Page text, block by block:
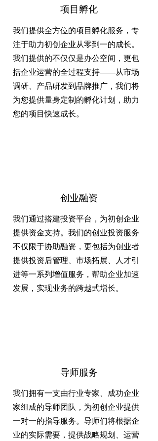
​项目孵化
我们提供全方位的项目孵化服务，专
注于助力初创企业从零到一的成长。
我们提供的不仅仅是办公空间，更包
括企业运营的全过程支持——从市场
调研、产品研发到品牌推广，我们将
为您提供量身定制的孵化计划，助力
您的项目快速成长。
创业融资
我们通过搭建投资平台，为初创企业
提供资金支持。我们的创业投资服务
不仅限于协助融资，更包括为创业者
提供投资后管理、市场拓展、人才引
进等一系列增值服务，帮助企业加速
发展，实现业务的跨越式增长。
导师服务
我们拥有一支由行业专家、成功企业
家组成的导师团队，为初创企业提供
一对一的指导服务。导师们将根据企
业的实际需要，提供战略规划、运营